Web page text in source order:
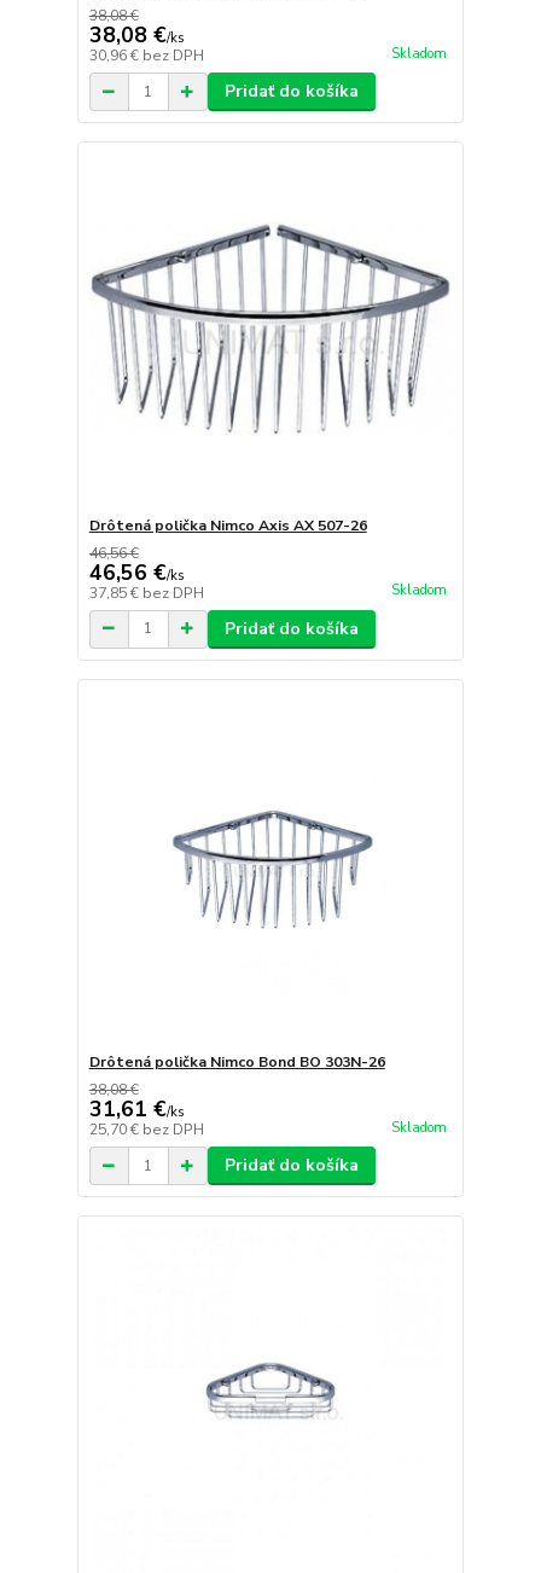
38,08 €
38,08 €/ks
30,96 € bez DPH Skladom
Pridať do košíka
Drôtená polička Nimco Axis AX 507-26
46,56 €
46,56 €/ks
37,85 € bez DPH Skladom
Pridať do košíka
Drôtená polička Nimco Bond BO 303N-26
38,08 €
31,61 €/ks
25,70 € bez DPH Skladom
Pridať do košíka